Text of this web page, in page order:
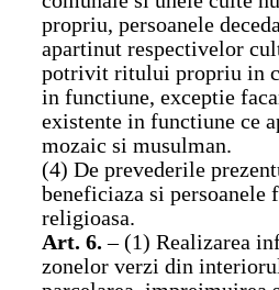
propriu, persoanele
apartinut respectivelor
potrivit ritului propriu in
in functiune, exceptie
existente in functiune ce
mozaic si musulman.
(4) De prevederile
beneficiaza si persoanele
religioasa.
Art. 6.– (1) Realizarea
zonelor verzi din